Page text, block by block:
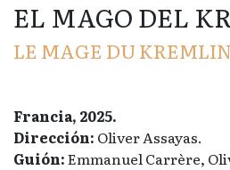
EL MAGO DEL
LE MAGE DU KREMLIN
Francia, 2025.
Dirección: Oliver Assayas.
Guión:Emmanuel Carrère,